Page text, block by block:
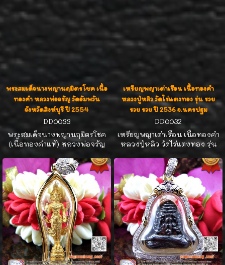
ตระการตาควรค่าแก่การเก็บบูชา
พิธีปลุกเสกยิ่งใหญ่ เนื้อทองคำ
เนื้อทองคำหายาก น่าสะสมสุดๆ
พระสมเด็จนางพญานฤมิตรโชค เนื้อ
ทองคำ หลวงพ่อจรัญ วัดอัมพวัน
จังหวัดสิงห์บุรี ปี 2554
DD0033
พระสมเด็จนางพญานฤมิตรโชค
(เนื้อทองคำแท้) หลวงพ่อจรัญ
วัดอัมพวัน จังหวัดสิงห์บุรี ปี
2554 องค์นี้ตอกโค๊ตหมายเลข
๑๒ จัดสร้างเพียง 29 องค์ เลี่ยม
กรอบทองคำประดับเพชร
เบลเยี่ยมคัท น้ำ100% น้ำหนัก
เพชรรวม 25 ตังค์ ขนาดความ
กว้างกรอบพระ 2.9 cm ความสูง
รวมห่วงกรอบพระ 4.9 cm สวย
แชมป์ สร้างน้อย น่าสะสมค่ะ
เหรียญพญาเต่าเรือน เนื้อทองคำ
หลวงปู่หลิว วัดไร่แตงทอง รุ่น รวย
รวย รวย ปี 2536 จ.นครปฐม
DD0032
เหรียญพญาเต่าเรือน เนื้อทองคำ
หลวงปู่หลิว วัดไร่แตงทอง รุ่น
รวย รวย รวย ปี 2536 จ.นครปฐม
เลี่ยมกรอบทองคำประดับเพชร
เบลเยี่ยมคัทน้ำ 100% น้ำหนัก
เพชรรวม 77 ตังค์ ขนาดกว้าง
3.1cm ความสูงรวมห่วง 5.9 cm
สวยแชมป์ หายาก น่าสะสม